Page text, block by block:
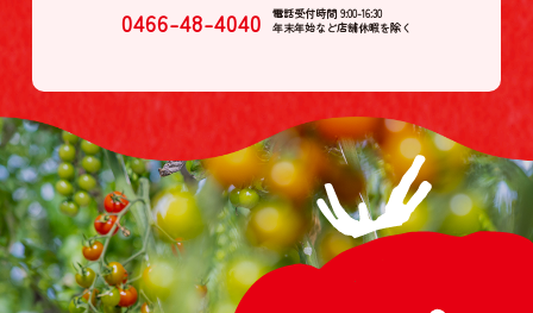
0466-48-4040
電話受付時間 9:00-16:30
年末年始など店舗休暇を除く